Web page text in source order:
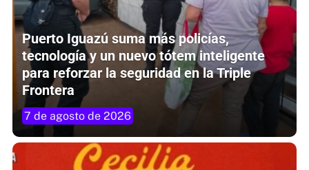
Puerto Iguazú suma más policías,
tecnología y un nuevo tótem inteligente
para reforzar la seguridad en la Triple
Frontera
7 de agosto de 2026